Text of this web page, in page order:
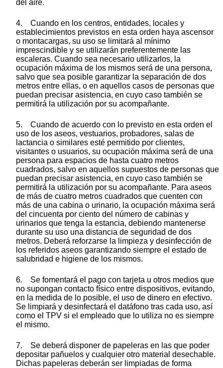
del aire.
4. Cuando en los centros, entidades, locales y
establecimientos previstos en esta orden haya ascensor
o montacargas, su uso se limitará al mínimo
imprescindible y se utilizarán preferentemente las
escaleras. Cuando sea necesario utilizarlos, la
ocupación máxima de los mismos será de una persona,
salvo que sea posible garantizar la separación de dos
metros entre ellas, o en aquellos casos de personas que
puedan precisar asistencia, en cuyo caso también se
permitirá la utilización por su acompañante.
5. Cuando de acuerdo con lo previsto en esta orden el
uso de los aseos, vestuarios, probadores, salas de
lactancia o similares esté permitido por clientes,
visitantes o usuarios, su ocupación máxima será de una
persona para espacios de hasta cuatro metros
cuadrados, salvo en aquellos supuestos de personas que
puedan precisar asistencia, en cuyo caso también se
permitirá la utilización por su acompañante. Para aseos
de más de cuatro metros cuadrados que cuenten con
más de una cabina o urinario, la ocupación máxima será
del cincuenta por ciento del número de cabinas y
urinarios que tenga la estancia, debiendo mantenerse
durante su uso una distancia de seguridad de dos
metros. Deberá reforzarse la limpieza y desinfección de
los referidos aseos garantizando siempre el estado de
salubridad e higiene de los mismos.
6. Se fomentará el pago con tarjeta u otros medios que
no supongan contacto físico entre dispositivos, evitando,
en la medida de lo posible, el uso de dinero en efectivo.
Se limpiará y desinfectará el datáfono tras cada uso, así
como el TPV si el empleado que lo utiliza no es siempre
el mismo.
7. Se deberá disponer de papeleras en las que poder
depositar pañuelos y cualquier otro material desechable.
Dichas papeleras deberán ser limpiadas de forma